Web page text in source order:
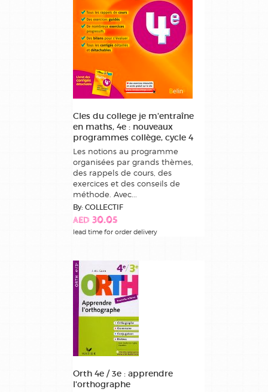
Cles du college je m'entraîne
en maths, 4e : nouveaux
programmes collège, cycle 4
Les notions au programme
organisées par grands thèmes,
des rappels de cours, des
exercices et des conseils de
méthode. Avec...
By: COLLECTIF
AED 30.05
lead time for order delivery
Orth 4e / 3e : apprendre
l'orthographe